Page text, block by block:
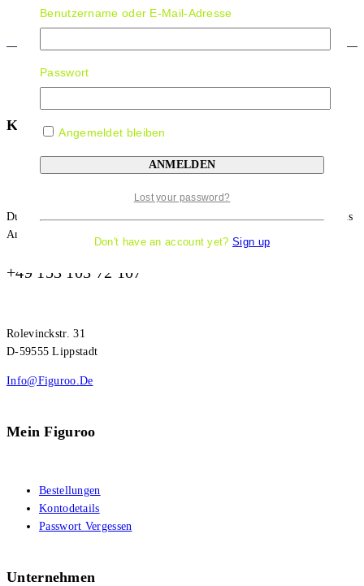
Kontakt Information
Du Hast Eine Frage Oder Brauchst Ein Individuelles Angebot? Ruf Uns
An!
+49 153 103 72 107
Rolevinckstr. 31
D-59555 Lippstadt
Info@figuroo.de
Mein Figuroo
Bestellungen
Kontodetails
Passwort Vergessen
Unternehmen
Benutzername oder E-Mail-Adresse
Passwort
Angemeldet bleiben
Lost your password?
Don't have an account yet? Sign up